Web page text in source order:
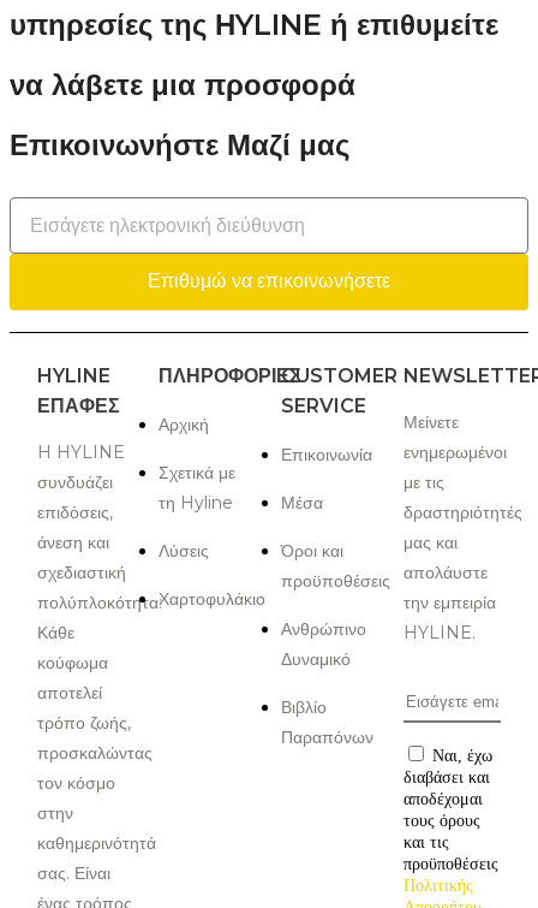
υπηρεσίες της ΗYLINE ή επιθυμείτε
να λάβετε μια προσφορά
Επικοινωνήστε Μαζί μας
Επιθυμώ να επικοινωνήσετε
HYLINE
ΕΠΑΦΈΣ
H HYLINE
συνδυάζει
επιδόσεις,
άνεση και
σχεδιαστική
πολύπλοκότητα:
Κάθε
κούφωμα
αποτελεί
τρόπο ζωής,
προσκαλώντας
τον κόσμο
στην
καθημερινότητά
σας. Είναι
ένας τρόπος
ΠΛΗΡΟΦΟΡΙΕΣ
Αρχική
Σχετικά με
τη Hyline
Λύσεις
Χαρτοφυλάκιο
CUSTOMER
SERVICE
Επικοινωνία
Μέσα
Όροι και
προϋποθέσεις
Ανθρώπινο
Δυναμικό
Βιβλίο
Παραπόνων
Μείνετε
ενημερωμένοι
με τις
δραστηριότητές
μας και
απολάυστε
την εμπειρία
HYLINE.
Ναι, έχω
διαβάσει και
αποδέχομαι
τους όρους
και τις
προϋποθέσεις
Πολιτικής